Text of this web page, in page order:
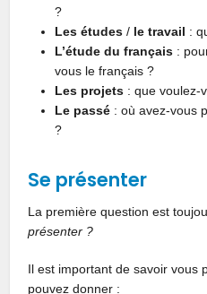
?
Les études/ le travail :
L’étude du français :
vous le français ?
Les projets : que voulez-
Le passé : où avez-vous
?
Se présenter
La première question est
présenter ?
Il est important de savoir vous
pouvez donner :